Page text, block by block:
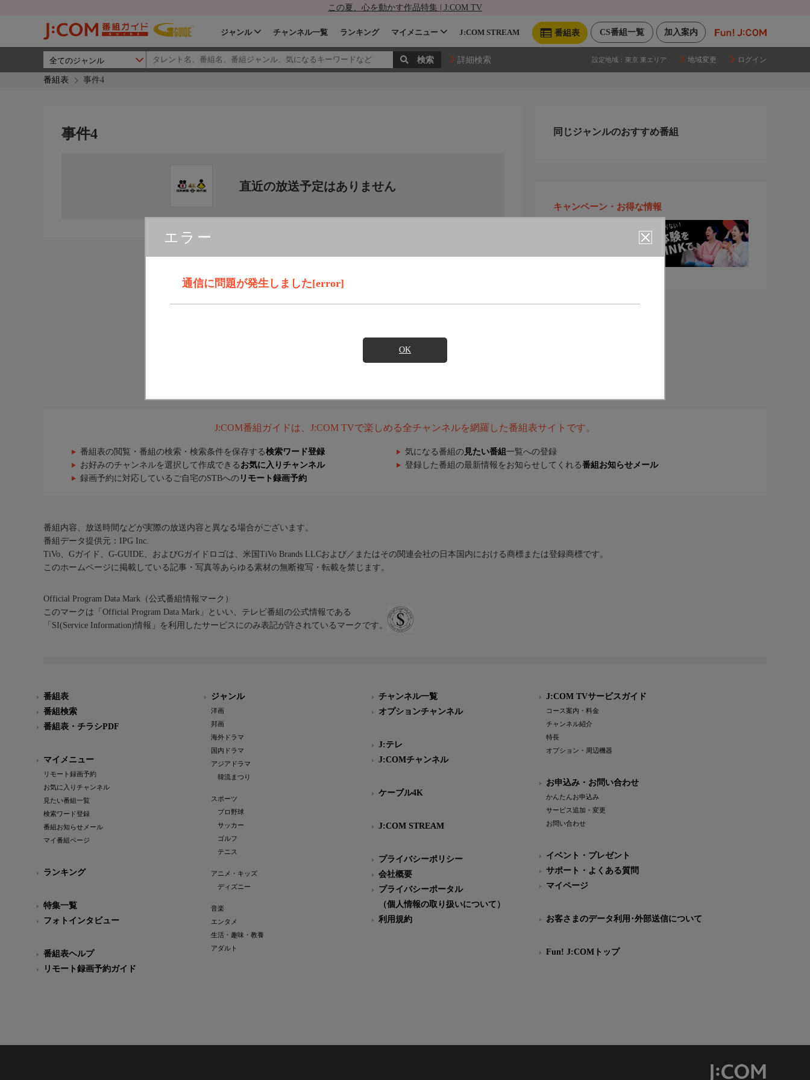
この夏、心を動かす作品特集 | J:COM TV
加入案内
CS番組一覧
番組表
ジャンル チャンネル一覧 ランキング マイメニュー J:COM STREAM
詳細検索 設定地域： 東京 東エリア 地域変更 ログイン
番組表 事件4
エラー
通信に問題が発生しました[error]
OK
事件4
直近の放送予定はありません
同じジャンルのおすすめ番組
キャンペーン・お得な情報
J:COM番組ガイドは、J:COM TVで楽しめる全チャンネルを網羅した番組表サイトです。
番組表の閲覧・番組の検索・検索条件を保存する検索ワード登録 気になる番組の 見たい番組 一覧への登録
お好みのチャンネルを選択して作成できる お気に入りチャンネル 登録した番組の最新情報をお知らせしてくれる番組お知らせメール
録画予約に対応しているご自宅のSTBへの リモート録画予約
番組内容、放送時間などが実際の放送内容と異なる場合がございます。
番組データ提供元：IPG Inc.
TiVo、Gガイド、G-GUIDE、およびGガイドロゴは、米国TiVo Brands LLCおよび／またはその関連会社の日本国内における商標または登録商標です。
このホームページに掲載している記事・写真等あらゆる素材の無断複写・転載を禁じます。
Official Program Data Mark（公式番組情報マーク）
このマークは「Official Program Data Mark」といい、テレビ番組の公式情報である
「SI(Service Information)情報」を利用したサービスにのみ表記が許されているマークです。
番組表
番組検索
番組表・チラシPDF
マイメニュー
リモート録画予約
お気に入りチャンネル
見たい番組一覧
検索ワード登録
番組お知らせメール
マイ番組ページ
ランキング
特集一覧
フォトインタビュー
番組表ヘルプ
リモート録画予約ガイド
ジャンル
洋画
邦画
海外ドラマ
国内ドラマ
アジアドラマ
韓流まつり
スポーツ
プロ野球
サッカー
ゴルフ
テニス
アニメ・キッズ
ディズニー
音楽
エンタメ
生活・趣味・教養
アダルト
チャンネル一覧
オプションチャンネル
J:テレ
J:COMチャンネル
ケーブル4K
J:COM STREAM
プライバシーポリシー
会社概要
プライバシーポータル
（個人情報の取り扱いについて）
利用規約
J:COM TVサービスガイド
コース案内・料金
チャンネル紹介
特長
オプション・周辺機器
お申込み・お問い合わせ
かんたんお申込み
サービス追加・変更
お問い合わせ
イベント・プレゼント
サポート・よくある質問
マイページ
お客さまのデータ利用･外部送信について
Fun! J:COMトップ